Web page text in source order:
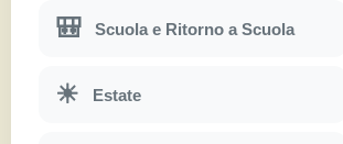
🎒 Scuola e Ritorno a Scuola
☀ Estate